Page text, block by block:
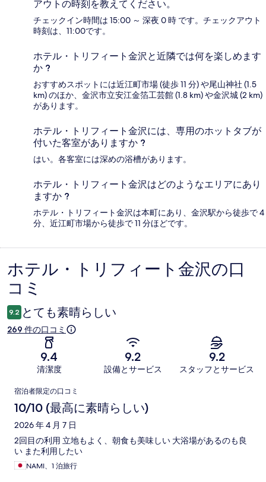
アウトの時刻を教えてください。
チェックイン時間は 15:00 ～ 深夜 0 時 です。チェックアウト
時刻は、11:00です。
ホテル・トリフィート金沢と近隣では何を楽しめます
か ?
おすすめスポットには近江町市場 (徒歩 11 分) や尾山神社 (1.5
km) のほか、金沢市立安江金箔工芸館 (1.8 km) や金沢城 (2 km)
があります。
ホテル・トリフィート金沢には、専用のホットタブが
付いた客室がありますか ?
はい。各客室には深めの浴槽があります。
ホテル・トリフィート金沢はどのようなエリアにあり
ますか ?
ホテル・トリフィート金沢は本町にあり、金沢駅から徒歩で 4
分、近江町市場から徒歩で 11 分ほどです。
口
コ
ミ
ホテル・トリフィート金沢の口
コミ
9.2 とても素晴らしい
269 件の口コミ
9.4
清潔度
9.2
設備とサービス
9.2
スタッフとサービス
口
コ
ミ
宿泊者限定の口コミ
10/10 (最高に素晴らしい)
2026 年 4 月 7 日
2回目の利用 立地もよく、朝食も美味しい 大浴場があるのも良
い また利用したい
NAMI、1 泊旅行